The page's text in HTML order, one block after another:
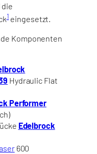
die
1eingesetzt.
Komponenten
Hydraulic Flat
Performer
Edelbrock
600